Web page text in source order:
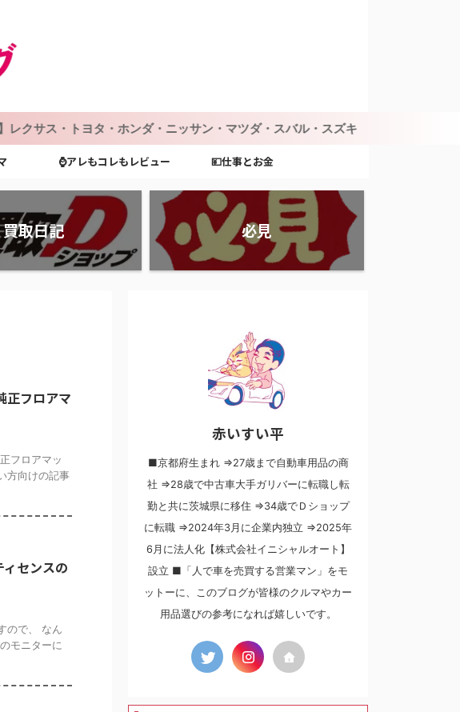
ヨタ・ホンダ・ニッサン・マツダ・スバル・スズキ・ダイハツ・ミツビシ
⌚アレもコレもレビュー 💴仕事とお金
買取日記 必見
正フロアマ
フロアマッ
方向けの記事
ィセンスの
ので、 なん
モニターに
赤いすい平
■京都府生まれ ⇒27歳まで自動車用品の商
社 ⇒28歳で中古車大手ガリバーに転職し転
勤と共に茨城県に移住 ⇒34歳でＤショップ
に転職 ⇒2024年3月に企業内独立 ⇒2025年
6月に法人化【株式会社イニシャルオート】
設立 ■「人で車を売買する営業マン」をモ
ットーに、このブログが皆様のクルマやカー
用品選びの参考になれば嬉しいです。